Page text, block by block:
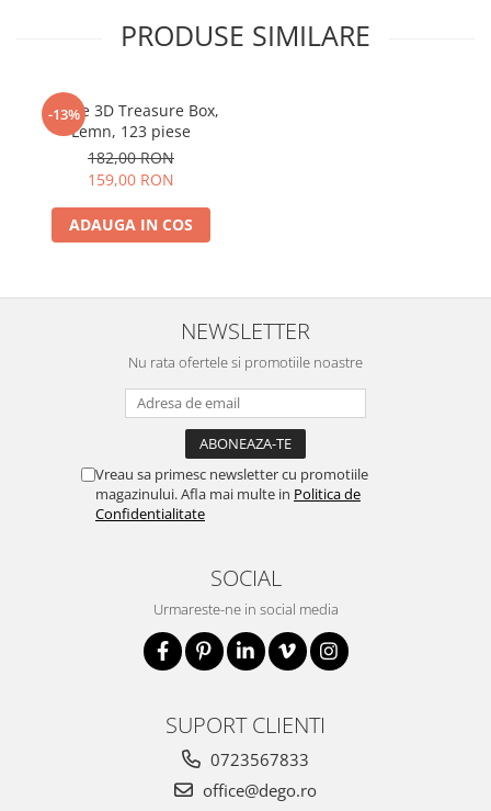
PRODUSE SIMILARE
-13%
Puzzle 3D Treasure Box,
Lemn, 123 piese
182,00 RON
159,00 RON
ADAUGA IN COS
NEWSLETTER
Nu rata ofertele si promotiile noastre
Vreau sa primesc newsletter cu promotiile
magazinului. Afla mai multe in Politica de
Confidentialitate
SOCIAL
Urmareste-ne in social media
SUPORT CLIENTI
0723567833
office@dego.ro